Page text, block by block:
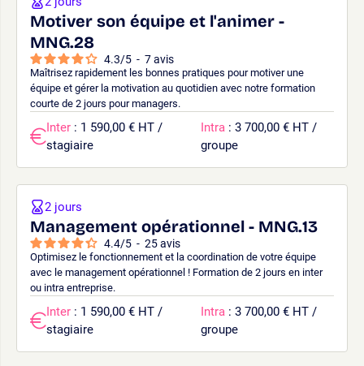
Motiver son équipe et l'animer -
MNG.28
4.3/5 - 7avis
Maîtrisez rapidement les bonnes pratiques pour motiver une
équipe et gérer la motivation au quotidien avec notre formation
courte de 2 jours pour managers.
Inter : 1 590,00 € HT /
stagiaire
Intra : 3 700,00 € HT /
groupe
Management opérationnel - MNG.13
4.4/5 - 25avis
Optimisez le fonctionnement et la coordination de votre équipe
avec le management opérationnel ! Formation de 2 jours en inter
ou intra entreprise.
2 jours
Inter : 1 590,00 € HT /
stagiaire
Intra : 3 700,00 € HT /
groupe